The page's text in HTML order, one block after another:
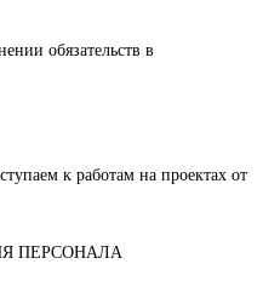
обязательств в
к работам на проектах от
ПЕРСОНАЛА